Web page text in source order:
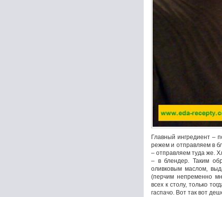
Главный ингредиент –
режем и отправляем в
– отправляем туда же.
– в блендер. Таким
оливковым маслом,
(перчим непременно
всех к столу, только
гаспачо. Вот так вот